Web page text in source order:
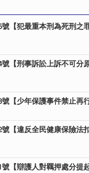
號【犯最重本刑為死刑之
號【刑事訴訟上訴不可分
【少年保護事件禁止再
號【違反全民健康保險法
【辯護人對羈押處分提